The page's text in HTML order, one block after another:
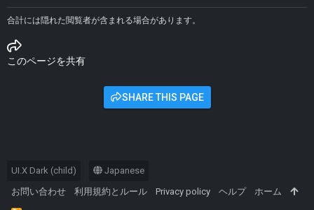
合計には隠れた閲覧者が含まれる場合があります。
このページを共有
SHARE THIS PAGE
UI.X Dark (child)
Japanese
お問い合わせ
利用規約とルール Privacy policy ヘルプ ホーム